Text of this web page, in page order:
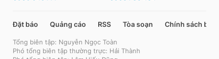
Đặt báo Quảng cáo RSS Tòa soạn Chính sách bảo
Tổng biên tập: Nguyễn Ngọc Toàn
Phó tổng biên tập thường trực: Hải Thành